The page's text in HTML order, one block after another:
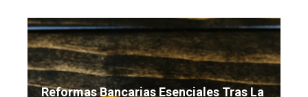
Reformas Bancarias Esenciales Tras La